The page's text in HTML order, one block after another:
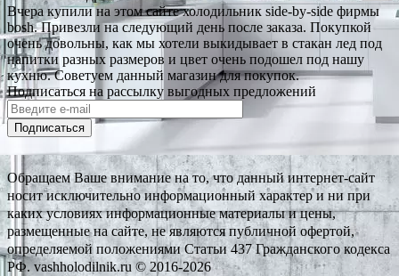
Вчера купили на этом сайте холодильник side-by-side фирмы
bosh. Привезли на следующий день после заказа. Покупкой
очень довольны, как мы хотели выкидывает в стакан лед под
напитки разных размеров и цвет очень подошел под нашу
кухню. Советуем данный магазин для покупок.
Подписаться на рассылку выгодных предложений
Подписаться
Обращаем Ваше внимание на то, что данный интернет-сайт
носит исключительно информационный характер и ни при
каких условиях информационные материалы и цены,
размещенные на сайте, не являются публичной офертой,
определяемой положениями Статьи 437 Гражданского кодекса
РФ. vashholodilnik.ru © 2016-2026